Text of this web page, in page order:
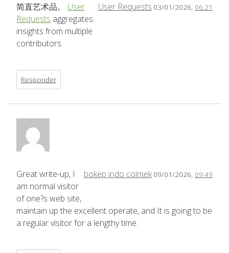
User Requests 03/01/2026, 06:21
简直艺术品。 User
Requests aggregates
insights from multiple
contributors.
Responder
bokep indo colmek 09/01/2026, 09:49
Great write-up, I
am normal visitor
of one?s web site,
maintain up the excellent operate, and It is going to be
a regular visitor for a lengthy time.